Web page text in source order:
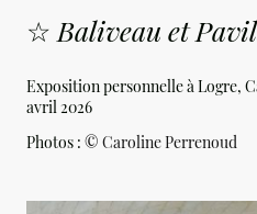
☆ Baliveau et
Exposition personnelle à Logre,
avril 2026
Photos : © Caroline Perrenoud